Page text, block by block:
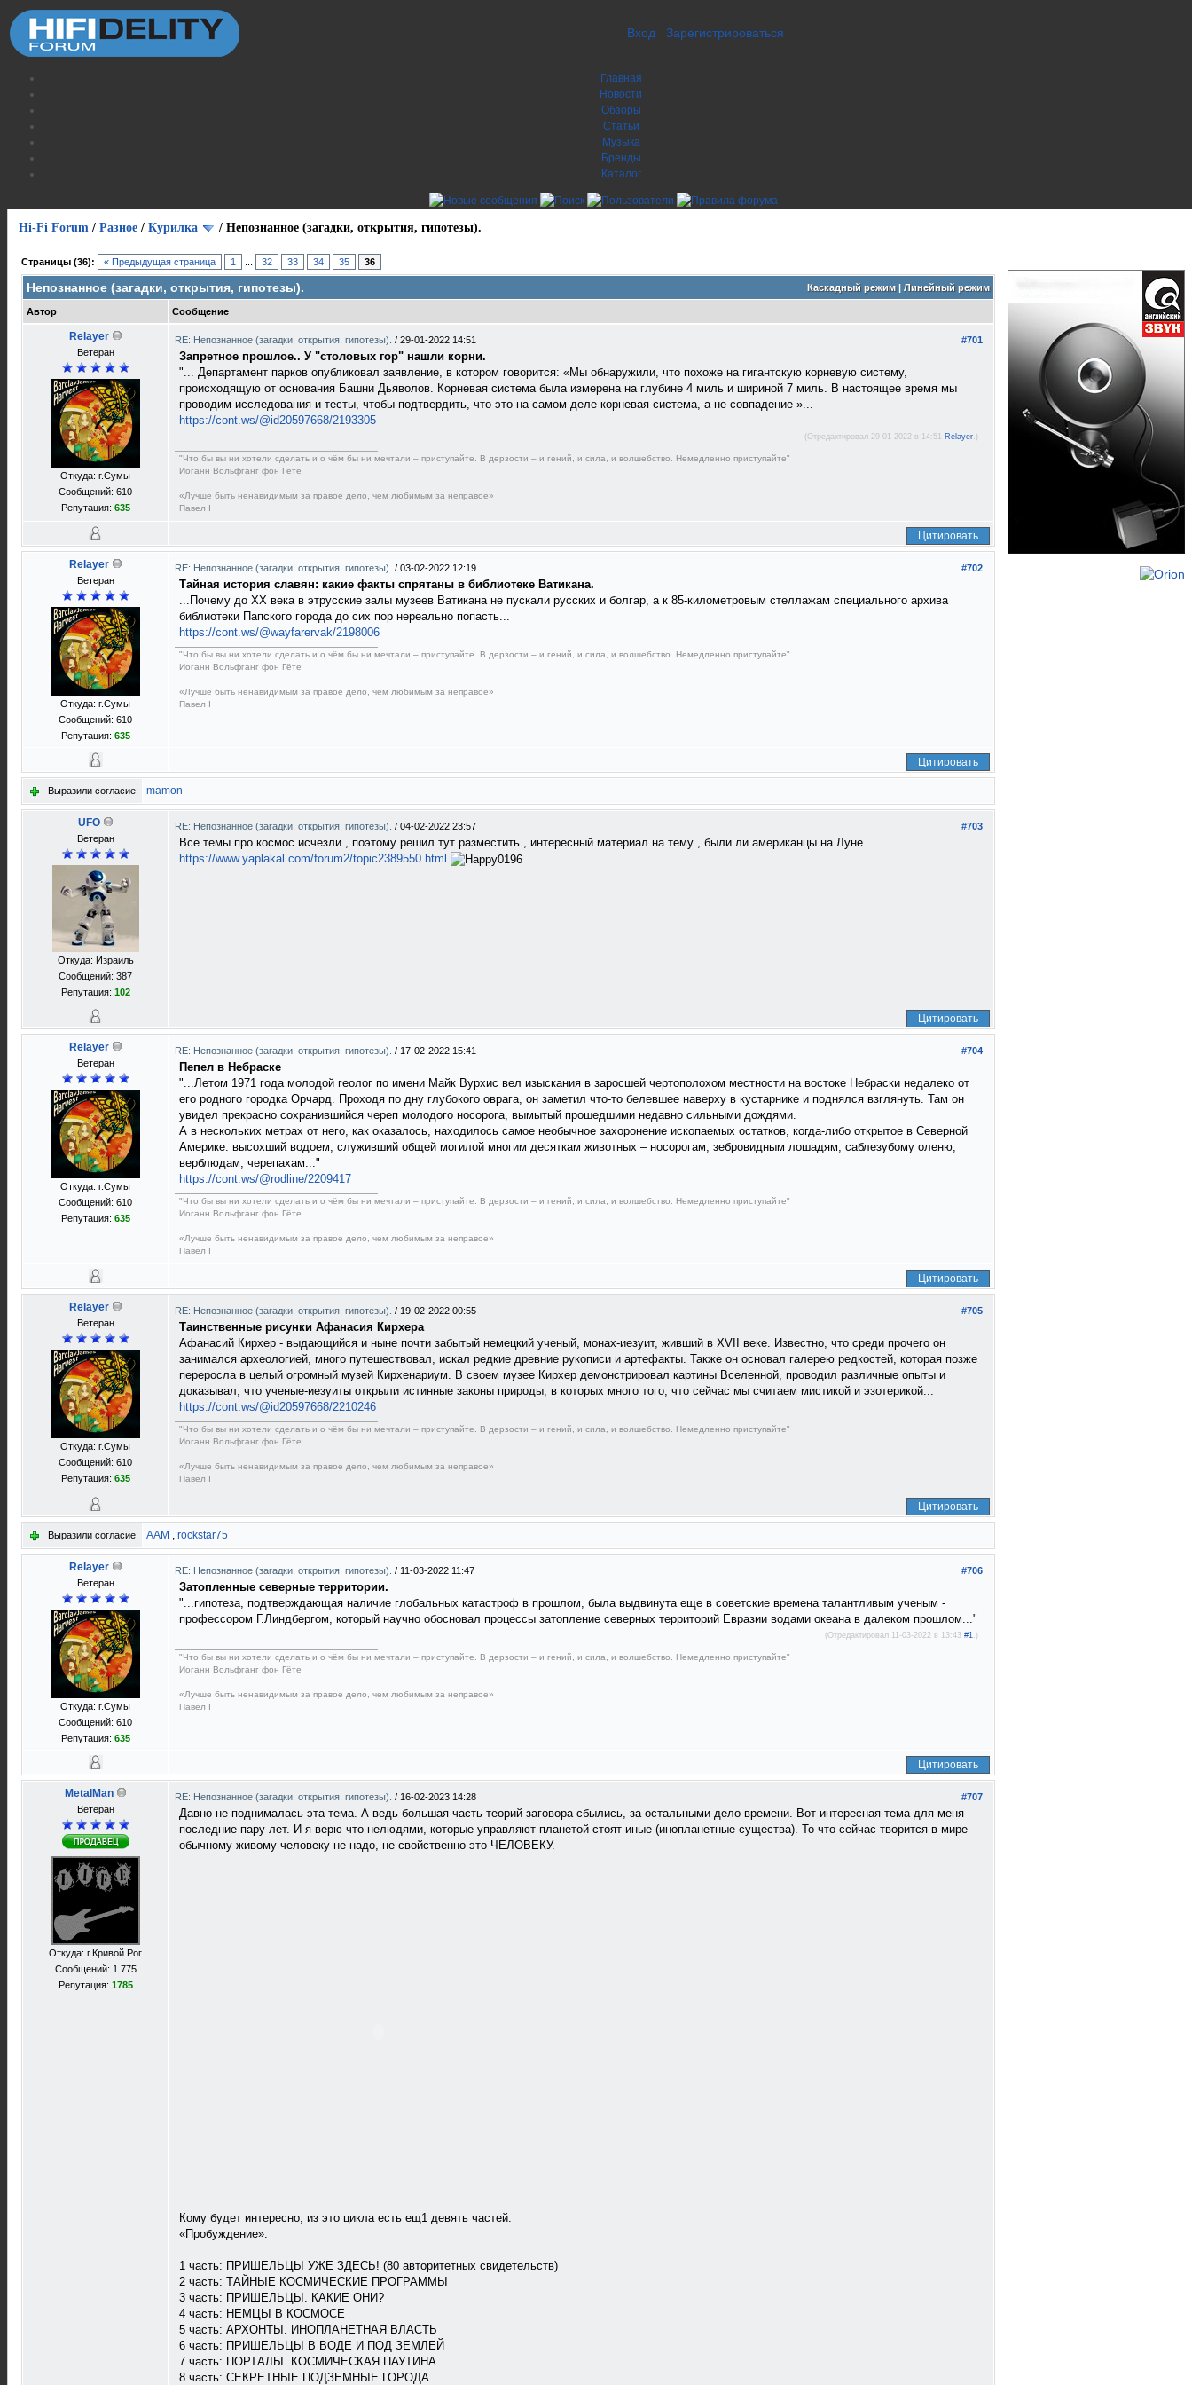
Вход Зарегистрироваться
Главная
Новости
Обзоры
Статьи
Музыка
Бренды
Каталог
Hi-Fi Forum / Разное / Курилка / Непознанное (загадки, открытия, гипотезы).
Страницы (36): « Предыдущая страница 1 32 33 34 35 36
Каскадный режим| Линейный режим
Непознанное (загадки, открытия, гипотезы).
Автор Сообщение
Relayer
Ветеран
Откуда: г.Сумы
Сообщений: 610
Репутация: 635
#701
RE: Непознанное (загадки, открытия, гипотезы). / 29-01-2022 14:51
Запретное прошлое.. У "столовых гор" нашли корни.
"... Департамент парков опубликовал заявление, в котором говорится: «Мы обнаружили, что похоже на гигантскую корневую систему,
происходящую от основания Башни Дьяволов. Корневая система была измерена на глубине 4 миль и шириной 7 миль. В настоящее время мы
проводим исследования и тесты, чтобы подтвердить, что это на самом деле корневая система, а не совпадение »...
https://cont.ws/@id20597668/2193305
(Отредактировал 29-01-2022 в 14:51 Relayer.)
"Что бы вы ни хотели сделать и о чём бы ни мечтали – приступайте. В дерзости – и гений, и сила, и волшебство. Немедленно приступайте"
Иоганн Вольфганг фон Гёте
«Лучше быть ненавидимым за правое дело, чем любимым за неправое»
Павел I
Цитировать
Relayer
Ветеран
Откуда: г.Сумы
Сообщений: 610
Репутация: 635
#702
RE: Непознанное (загадки, открытия, гипотезы). / 03-02-2022 12:19
Тайная история славян: какие факты спрятаны в библиотеке Ватикана.
...Почему до XX века в этрусские залы музеев Ватикана не пускали русских и болгар, а к 85-километровым стеллажам специального архива
библиотеки Папского города до сих пор нереально попасть...
https://cont.ws/@wayfarervak/2198006
"Что бы вы ни хотели сделать и о чём бы ни мечтали – приступайте. В дерзости – и гений, и сила, и волшебство. Немедленно приступайте"
Иоганн Вольфганг фон Гёте
«Лучше быть ненавидимым за правое дело, чем любимым за неправое»
Павел I
Цитировать
Выразили согласие: mamon
UFO
Ветеран
Откуда: Израиль
Сообщений: 387
Репутация: 102
#703
RE: Непознанное (загадки, открытия, гипотезы). / 04-02-2022 23:57
Все темы про космос исчезли , поэтому решил тут разместить , интересный материал на тему , были ли американцы на Луне .
https://www.yaplakal.com/forum2/topic2389550.html
Цитировать
Relayer
Ветеран
Откуда: г.Сумы
Сообщений: 610
Репутация: 635
#704
RE: Непознанное (загадки, открытия, гипотезы). / 17-02-2022 15:41
Пепел в Небраске
"...Летом 1971 года молодой геолог по имени Майк Вурхис вел изыскания в заросшей чертополохом местности на востоке Небраски недалеко от
его родного городка Орчард. Проходя по дну глубокого оврага, он заметил что‑то белевшее наверху в кустарнике и поднялся взглянуть. Там он
увидел прекрасно сохранившийся череп молодого носорога, вымытый прошедшими недавно сильными дождями.
А в нескольких метрах от него, как оказалось, находилось самое необычное захоронение ископаемых остатков, когда‑либо открытое в Северной
Америке: высохший водоем, служивший общей могилой многим десяткам животных – носорогам, зебровидным лошадям, саблезубому оленю,
верблюдам, черепахам..."
https://cont.ws/@rodline/2209417
"Что бы вы ни хотели сделать и о чём бы ни мечтали – приступайте. В дерзости – и гений, и сила, и волшебство. Немедленно приступайте"
Иоганн Вольфганг фон Гёте
«Лучше быть ненавидимым за правое дело, чем любимым за неправое»
Павел I
Цитировать
Relayer
Ветеран
Откуда: г.Сумы
Сообщений: 610
Репутация: 635
#705
RE: Непознанное (загадки, открытия, гипотезы). / 19-02-2022 00:55
Таинственные рисунки Афанасия Кирхера
Афанасий Кирхер - выдающийся и ныне почти забытый немецкий ученый, монах-иезуит, живший в XVII веке. Известно, что среди прочего он
занимался археологией, много путешествовал, искал редкие древние рукописи и артефакты. Также он основал галерею редкостей, которая позже
переросла в целый огромный музей Кирхенариум. В своем музее Кирхер демонстрировал картины Вселенной, проводил различные опыты и
доказывал, что ученые-иезуиты открыли истинные законы природы, в которых много того, что сейчас мы считаем мистикой и эзотерикой...
https://cont.ws/@id20597668/2210246
"Что бы вы ни хотели сделать и о чём бы ни мечтали – приступайте. В дерзости – и гений, и сила, и волшебство. Немедленно приступайте"
Иоганн Вольфганг фон Гёте
«Лучше быть ненавидимым за правое дело, чем любимым за неправое»
Павел I
Цитировать
Выразили согласие: AAM , rockstar75
Relayer
Ветеран
Откуда: г.Сумы
Сообщений: 610
Репутация: 635
#706
RE: Непознанное (загадки, открытия, гипотезы). / 11-03-2022 11:47
Затопленные северные территории.
"...гипотеза, подтверждающая наличие глобальных катастроф в прошлом, была выдвинута еще в советские времена талантливым ученым -
профессором Г.Линдбергом, который научно обосновал процессы затопление северных территорий Евразии водами океана в далеком прошлом..."
(Отредактировал 11-03-2022 в 13:43 #1.)
"Что бы вы ни хотели сделать и о чём бы ни мечтали – приступайте. В дерзости – и гений, и сила, и волшебство. Немедленно приступайте"
Иоганн Вольфганг фон Гёте
«Лучше быть ненавидимым за правое дело, чем любимым за неправое»
Павел I
Цитировать
MetalMan
Ветеран
Откуда: г.Кривой Рог
Сообщений: 1 775
Репутация: 1785
#707
RE: Непознанное (загадки, открытия, гипотезы). / 16-02-2023 14:28
Давно не поднималась эта тема. А ведь большая часть теорий заговора сбылись, за остальными дело времени. Вот интересная тема для меня
последние пару лет. И я верю что нелюдями, которые управляют планетой стоят иные (инопланетные существа). То что сейчас творится в мире
обычному живому человеку не надо, не свойственно это ЧЕЛОВЕКУ.
Кому будет интересно, из это цикла есть ещ1 девять частей.
«Пробуждение»:
1 часть: ПРИШЕЛЬЦЫ УЖЕ ЗДЕСЬ! (80 авторитетных свидетельств)
2 часть: ТАЙНЫЕ КОСМИЧЕСКИЕ ПРОГРАММЫ
3 часть: ПРИШЕЛЬЦЫ. КАКИЕ ОНИ?
4 часть: НЕМЦЫ В КОСМОСЕ
5 часть: АРХОНТЫ. ИНОПЛАНЕТНАЯ ВЛАСТЬ
6 часть: ПРИШЕЛЬЦЫ В ВОДЕ И ПОД ЗЕМЛЕЙ
7 часть: ПОРТАЛЫ. КОСМИЧЕСКАЯ ПАУТИНА
8 часть: СЕКРЕТНЫЕ ПОДЗЕМНЫЕ ГОРОДА